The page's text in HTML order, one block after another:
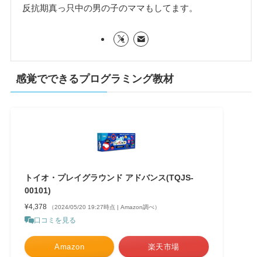
反抗期真っ只中の男の子のママもしてます。
感覚でできるプログラミング教材
トイオ・プレイグラウンド アドバンス(TQJS-
00101)
¥4,378 （2024/05/20 19:27時点 | Amazon調べ）
口コミを見る
Amazon 楽天市場